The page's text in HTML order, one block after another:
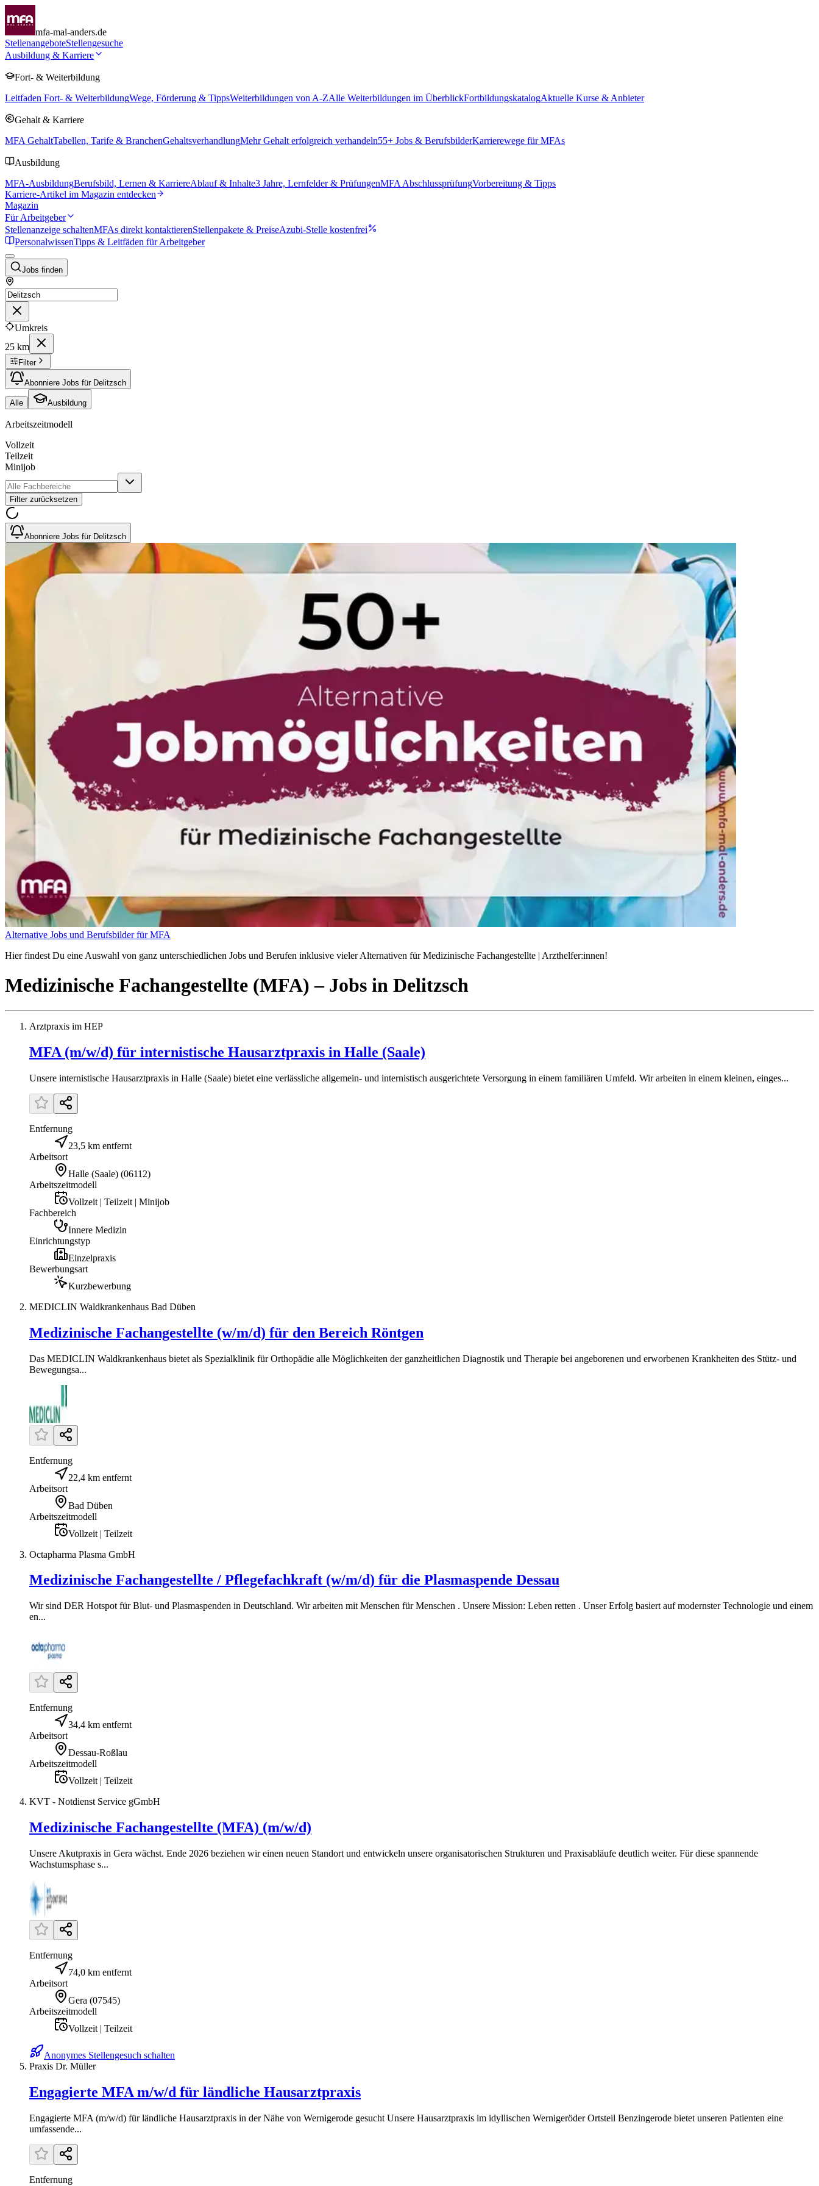
mfa-mal-anders.de
StellenangeboteStellengesuche
Ausbildung & Karriere
Fort- & Weiterbildung
Leitfaden Fort- & WeiterbildungWege, Förderung & TippsWeiterbildungen von A-ZAlle Weiterbildungen im ÜberblickFortbildungskatalogAktuelle Kurse & Anbieter
Gehalt & Karriere
MFA GehaltTabellen, Tarife & BranchenGehaltsverhandlungMehr Gehalt erfolgreich verhandeln55+ Jobs & BerufsbilderKarrierewege für MFAs
Ausbildung
MFA-AusbildungBerufsbild, Lernen & KarriereAblauf & Inhalte3 Jahre, Lernfelder & PrüfungenMFA AbschlussprüfungVorbereitung & Tipps
Karriere-Artikel im Magazin entdecken
Magazin
Für Arbeitgeber
Stellenanzeige schaltenMFAs direkt kontaktierenStellenpakete & PreiseAzubi-Stelle kostenfrei
PersonalwissenTipps & Leitfäden für Arbeitgeber
Jobs finden
Umkreis
25 km
Filter
Abonniere Jobs für Delitzsch
Alle Ausbildung
Arbeitszeitmodell
Vollzeit
Teilzeit
Minijob
Filter zurücksetzen
Abonniere Jobs für Delitzsch
Alternative Jobs und Berufsbilder für MFA
Hier findest Du eine Auswahl von ganz unterschiedlichen Jobs und Berufen inklusive vieler Alternativen für Medizinische Fachangestellte | Arzthelfer:innen!
Medizinische Fachangestellte (MFA) – Jobs in Delitzsch
Arztpraxis im HEP
MFA (m/w/d) für internistische Hausarztpraxis in Halle (Saale)
Unsere internistische Hausarztpraxis in Halle (Saale) bietet eine verlässliche allgemein- und internistisch ausgerichtete Versorgung in einem familiären Umfeld. Wir arbeiten in einem kleinen, einges...
Entfernung
23,5 km entfernt
Arbeitsort
Halle (Saale) (06112)
Arbeitszeitmodell
Vollzeit | Teilzeit | Minijob
Fachbereich
Innere Medizin
Einrichtungstyp
Einzelpraxis
Bewerbungsart
Kurzbewerbung
MEDICLIN Waldkrankenhaus Bad Düben
Medizinische Fachangestellte (w/m/d) für den Bereich Röntgen
Das MEDICLIN Waldkrankenhaus bietet als Spezialklinik für Orthopädie alle Möglichkeiten der ganzheitlichen Diagnostik und Therapie bei angeborenen und erworbenen Krankheiten des Stütz- und
Bewegungsa...
Entfernung
22,4 km entfernt
Arbeitsort
Bad Düben
Arbeitszeitmodell
Vollzeit | Teilzeit
Octapharma Plasma GmbH
Medizinische Fachangestellte / Pflegefachkraft (w/m/d) für die Plasmaspende Dessau
Wir sind DER Hotspot für Blut- und Plasmaspenden in Deutschland. Wir arbeiten mit Menschen für Menschen . Unsere Mission: Leben retten . Unser Erfolg basiert auf modernster Technologie und einem
en...
Entfernung
34,4 km entfernt
Arbeitsort
Dessau-Roßlau
Arbeitszeitmodell
Vollzeit | Teilzeit
KVT - Notdienst Service gGmbH
Medizinische Fachangestellte (MFA) (m/w/d)
Unsere Akutpraxis in Gera wächst. Ende 2026 beziehen wir einen neuen Standort und entwickeln unsere organisatorischen Strukturen und Praxisabläufe deutlich weiter. Für diese spannende
Wachstumsphase s...
Entfernung
74,0 km entfernt
Arbeitsort
Gera (07545)
Arbeitszeitmodell
Vollzeit | Teilzeit
Anonymes Stellengesuch schalten
Praxis Dr. Müller
Engagierte MFA m/w/d für ländliche Hausarztpraxis
Engagierte MFA (m/w/d) für ländliche Hausarztpraxis in der Nähe von Wernigerode gesucht Unsere Hausarztpraxis im idyllischen Wernigeröder Ortsteil Benzingerode bietet unseren Patienten eine
umfassende...
Entfernung